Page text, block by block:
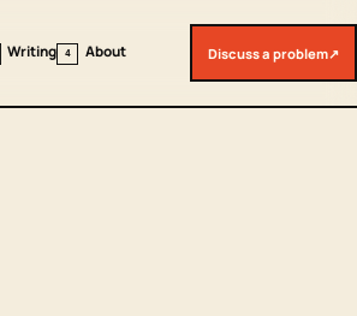
Writing 4 About Discuss a problem↗